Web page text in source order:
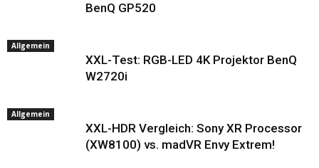
BenQ GP520
Allgemein
XXL-Test: RGB-LED 4K Projektor BenQ
W2720i
Allgemein
XXL-HDR Vergleich: Sony XR Processor
(XW8100) vs. madVR Envy Extrem!